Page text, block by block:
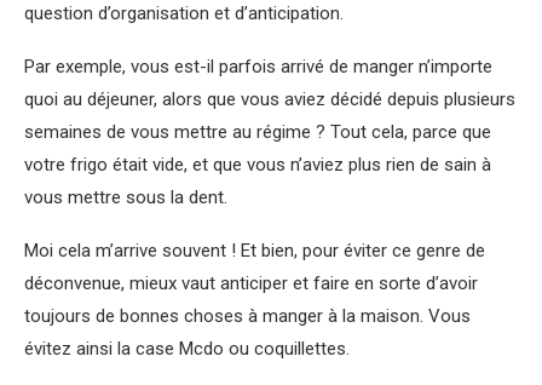
question d’organisation et d’anticipation.
Par exemple, vous est-il parfois arrivé de manger n’importe
quoi au déjeuner, alors que vous aviez décidé depuis plusieurs
semaines de vous mettre au régime ? Tout cela, parce que
votre frigo était vide, et que vous n’aviez plus rien de sain à
vous mettre sous la dent.
Moi cela m’arrive souvent ! Et bien, pour éviter ce genre de
déconvenue, mieux vaut anticiper et faire en sorte d’avoir
toujours de bonnes choses à manger à la maison. Vous
évitez ainsi la case Mcdo ou coquillettes.